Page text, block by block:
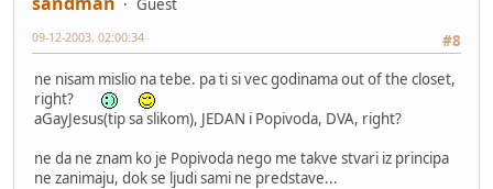
Guest
#8
09-12-2003, 02:00:34
ne nisam mislio na tebe. pa ti si vec godinama out of the closet,
right?
aGayJesus(tip sa slikom), JEDAN i Popivoda, DVA, right?
ne da ne znam ko je Popivoda nego me takve stvari iz principa
ne zanimaju, dok se ljudi sami ne predstave...